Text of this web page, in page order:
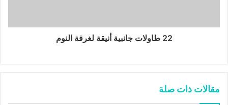
22 طاولات جانبية أنيقة لغرفة النوم
مقالات ذات صلة